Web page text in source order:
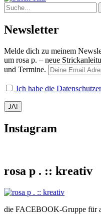
Suche
Newsletter
Melde dich zu meinem
um rosa p. – neue
und Termine.
Ich habe die
Instagram
rosa p . :: kreativ
die FACEBOOK-Gruppe für